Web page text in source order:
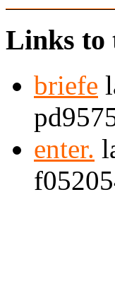
Links to
briefe
enter.